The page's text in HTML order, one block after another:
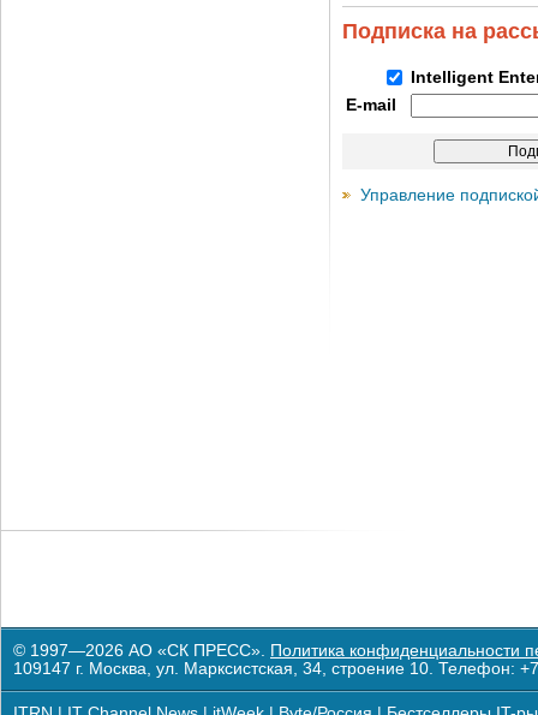
Подписка на
Intelligent
E-mail
Управление
© 1997—2026 АО «СК ПРЕСС». Политика конфиденциальности
109147 г. Москва, ул. Марксистская, 34, строение 10. Телефон: